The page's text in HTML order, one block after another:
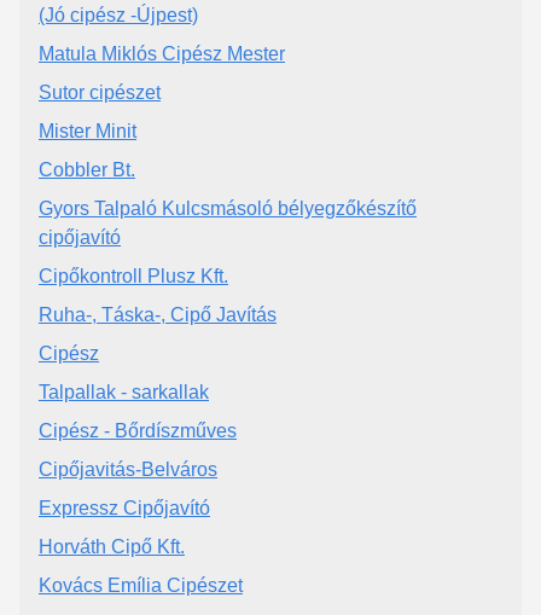
(Jó cipész -Újpest)
Matula Miklós Cipész Mester
Sutor cipészet
Mister Minit
Cobbler Bt.
Gyors Talpaló Kulcsmásoló bélyegzőkészítő
cipőjavító
Cipőkontroll Plusz Kft.
Ruha-, Táska-, Cipő Javítás
Cipész
Talpallak - sarkallak
Cipész - Bőrdíszműves
Cipőjavitás-Belváros
Expressz Cipőjavító
Horváth Cipő Kft.
Kovács Emília Cipészet